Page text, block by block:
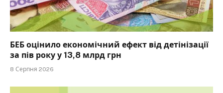
БЕБ оцінило економічний ефект від детінізації
за пів року у 13,8 млрд грн
8 Серпня 2026